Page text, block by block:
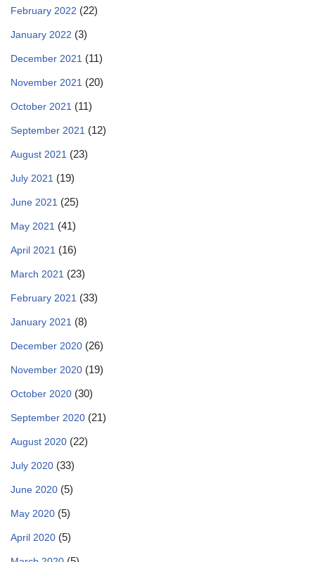
February 2022 (22)
January 2022 (3)
December 2021 (11)
November 2021 (20)
October 2021 (11)
September 2021 (12)
August 2021 (23)
July 2021 (19)
June 2021 (25)
May 2021 (41)
April 2021 (16)
March 2021 (23)
February 2021 (33)
January 2021 (8)
December 2020 (26)
November 2020 (19)
October 2020 (30)
September 2020 (21)
August 2020 (22)
July 2020 (33)
June 2020 (5)
May 2020 (5)
April 2020 (5)